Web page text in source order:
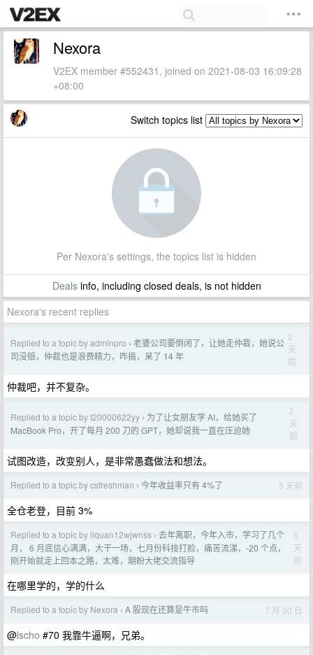
Nexora
V2EX member #552431, joined on 2021-08-03 16:09:28
+08:00
Switch topics list
Per Nexora's settings, the topics list is hidden
Dealsinfo, including closed deals, is not hidden
Nexora's recent replies
Replied to a topic by adminpro › 老婆公司要倒闭了，让她走仲裁，她说公
司没赔，仲裁也是浪费精力，咋搞，呆了 14 年
2
天
前
仲裁吧，并不复杂。
Replied to a topic by t20000622yy › 为了让女朋友学 AI，给她买了
MacBook Pro，开了每月 200 刀的 GPT，她却说我一直在压迫她
2
天
前
试图改造，改变别人，是非常愚蠢做法和想法。
Replied to a topic by csfreshman › 今年收益率只有 4%了 5 天前
全仓老登，目前 3%
Replied to a topic by liquan12wjwnss › 去年离职，今年入市，学习了几个
月， 6 月底信心满满，大干一场，七月份科技打脸，痛苦流涕，-20 个点，
刚开始就走上回本之路，太难，期盼大佬交流指导
5
天
前
在哪里学的，学的什么
Replied to a topic by Nexora › A 股现在还算是牛市吗 7 月 30 日
@lscho #70 我靠牛逼啊，兄弟。